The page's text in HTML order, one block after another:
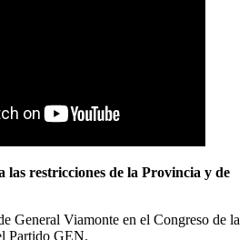
las restricciones de la Provincia y de
General Viamonte en el Congreso de la
Partido GEN.